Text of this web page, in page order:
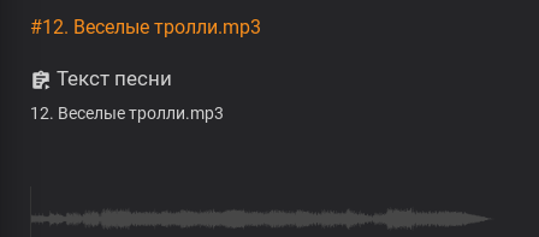
#12. Веселые тролли.mp3
Текст песни
12. Веселые тролли.mp3